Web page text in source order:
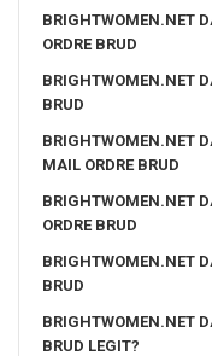
BRIGHTWOMEN.NET
ORDRE BRUD
BRIGHTWOMEN.NET
BRUD
BRIGHTWOMEN.NET
MAIL ORDRE BRUD
BRIGHTWOMEN.NET
ORDRE BRUD
BRIGHTWOMEN.NET
BRUD
BRIGHTWOMEN.NET
BRUD LEGIT?